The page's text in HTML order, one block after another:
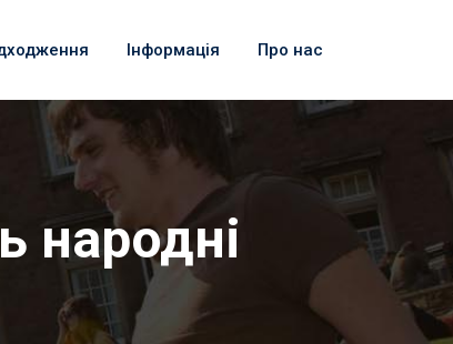
Інформація Про нас
народні